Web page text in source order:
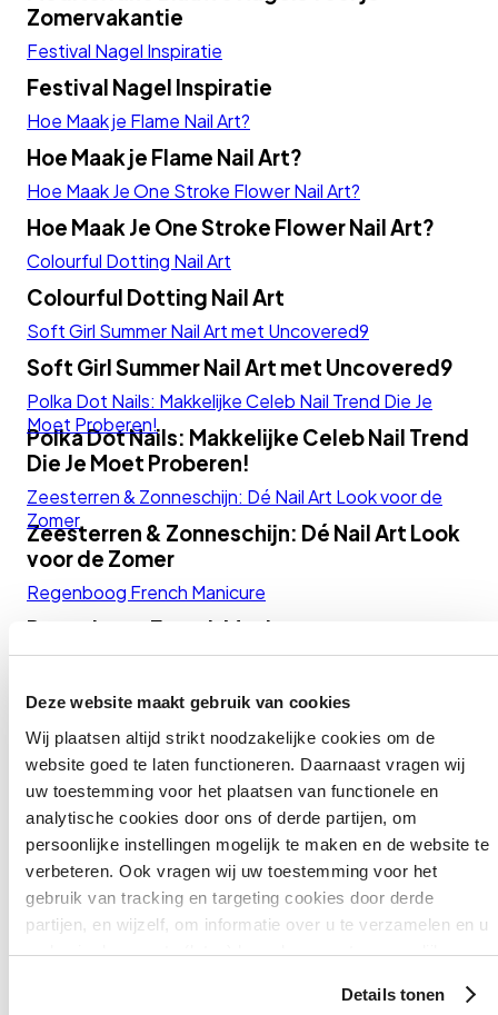
Deze website maakt gebruik van cookies
Wij plaatsen altijd strikt noodzakelijke cookies om de
website goed te laten functioneren. Daarnaast vragen wij
uw toestemming voor het plaatsen van functionele en
analytische cookies door ons of derde partijen, om
persoonlijke instellingen mogelijk te maken en de website te
verbeteren. Ook vragen wij uw toestemming voor het
gebruik van tracking en targeting cookies door derde
partijen, en wijzelf, om informatie over u te verzamelen en u
op basis daarvan te (laten) benaderen met persoonlijke
hiermee instemt. Zelf instellen kan ook via ‘Instellingen’. Zie
Details tonen
Primer
Manicure Essentials
LED lampen
Voordeelbundels
LED lampen
Voordeelbundels
Top Coat de Podcast
Zomervakantie
Festival Nagel Inspiratie
Festival Nagel Inspiratie
Hoe Maak je Flame Nail Art?
Hoe Maak je Flame Nail Art?
Hoe Maak Je One Stroke Flower Nail Art?
Hoe Maak Je One Stroke Flower Nail Art?
Colourful Dotting Nail Art
Colourful Dotting Nail Art
Soft Girl Summer Nail Art met Uncovered9
Soft Girl Summer Nail Art met Uncovered9
Polka Dot Nails: Makkelijke Celeb Nail Trend Die Je
Moet Proberen!
Polka Dot Nails: Makkelijke Celeb Nail Trend
Die Je Moet Proberen!
Zeesterren & Zonneschijn: Dé Nail Art Look voor de
Zomer
Zeesterren & Zonneschijn: Dé Nail Art Look
voor de Zomer
Regenboog French Manicure
Regenboog French Manicure
De lente- en zomertrend: Butter Yellow Nails
De lente- en zomertrend: Butter Yellow
10 Leuke Moederdag Cadeaus
10 Leuke Moederdag Cadeaus
Blooming Chic Nail Art
Blooming Chic Nail Art
Blissful Blooming Gellak Bloemen Nagels
Blissful Blooming Gellak Bloemen Nagels